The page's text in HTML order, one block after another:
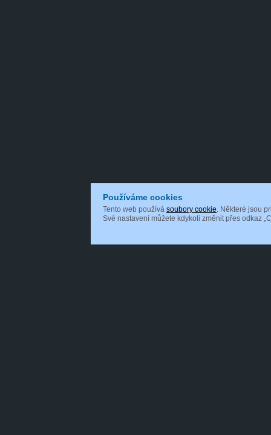
Používáme cookies
Tento web používá soubory cookie . Některé jsou
Své nastavení můžete kdykoli změnit přes odkaz